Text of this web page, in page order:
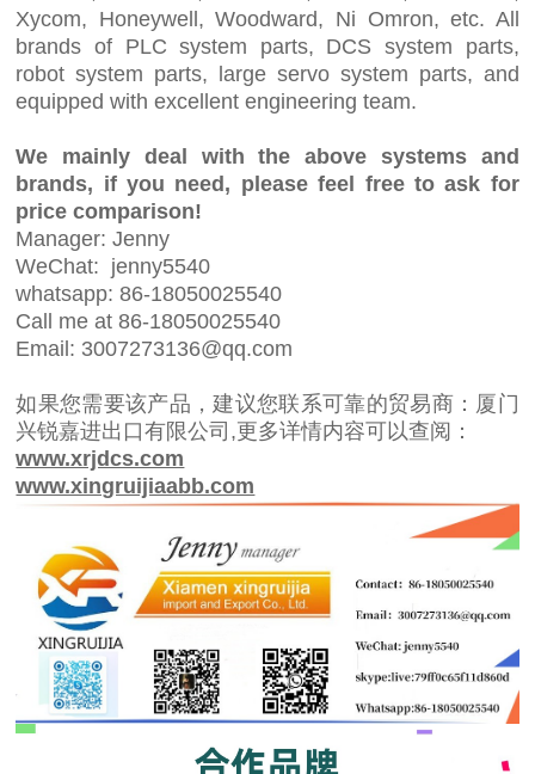
Xycom, Honeywell, Woodward, Ni Omron, etc. All
brands of PLC system parts, DCS system parts,
robot system parts, large servo system parts, and
equipped with excellent engineering team.
We mainly deal with the above systems and
brands, if you need, please feel free to ask for
price comparison!
Manager: Jenny
WeChat: jenny5540
whatsapp: 86-18050025540
Call me at 86-18050025540
Email: 3007273136@qq.com
如果您需要该产品，建议您联系可靠的贸易商：厦门
兴锐嘉进出口有限公司,更多详情内容可以查阅：
www.xrjdcs.com
www.xingruijiaabb.com